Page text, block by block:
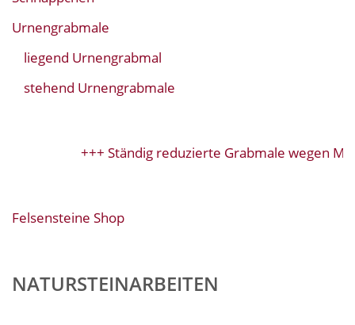
Urnengrabmale
liegend Urnengrabmal
stehend Urnengrabmale
+++ Ständig reduzierte Grabmale wegen
Felsensteine Shop
NATURSTEINARBEITEN